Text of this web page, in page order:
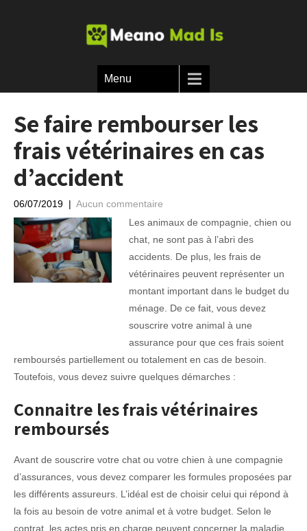
Menu
Se faire rembourser les
frais vétérinaires en cas
d’accident
06/07/2019 | Aucun commentaire
Les animaux de compagnie, chien ou
chat, ne sont pas à l’abri des
accidents. De plus, les frais de
vétérinaires peuvent représenter un
montant important dans le budget du
ménage. De ce fait, vous devez
souscrire votre animal à une
assurance pour que ces frais soient
remboursés partiellement ou totalement en cas de besoin.
Toutefois, vous devez suivre quelques démarches :
Connaitre les frais vétérinaires
remboursés
Avant de souscrire votre chat ou votre chien à une compagnie
d’assurances, vous devez comparer les formules proposées par
les différents assureurs. L’idéal est de choisir celui qui répond à
la fois au besoin de votre animal et à votre budget. Selon le
contrat, les actes pris en charge peuvent concerner la maladie,